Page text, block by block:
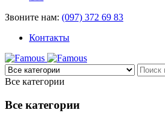
Звоните нам: (097) 372 69 83
Контакты
Все категории
Все категории